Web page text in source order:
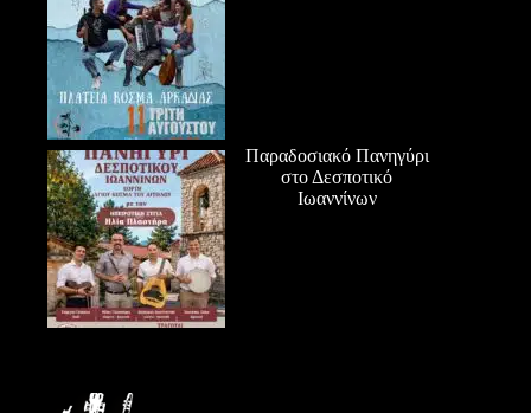
Παραδοσιακό Πανηγύρι
στο Δεσποτικό
Ιωαννίνων